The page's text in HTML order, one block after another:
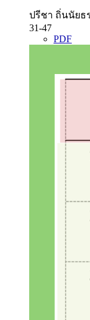
ปรีชา ถิ่นนัยธ
31-47
PDF